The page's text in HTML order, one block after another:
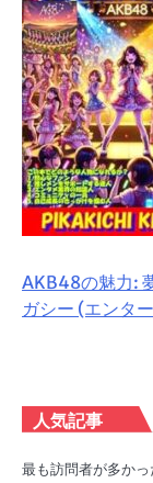
AKB48の魅力:
ガシー (エンタ
人気記事
最も訪問者が多か